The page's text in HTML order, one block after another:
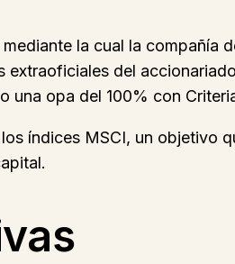
la cual la compañía
extraoficiales del
una opa del 100% con
índices MSCI, un objetivo